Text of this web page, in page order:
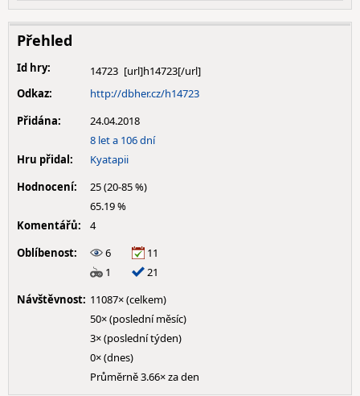
Přehled
Id hry:
14723
Odkaz:
http://dbher.cz/h14723
Přidána:
24.04.2018
8 let a 106 dní
Hru přidal:
Kyatapii
Hodnocení:
25 (20-85 %)
65.19 %
Komentářů:
4
Oblíbenost:
6
11
1
21
Návštěvnost: 11087× (celkem)
50× (poslední měsíc)
3× (poslední týden)
0× (dnes)
Průměrně 3.66× za den